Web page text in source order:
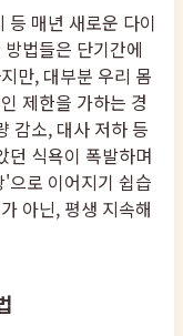
등 매년 새로운 다이
법들은 단기간에
만, 대부분 우리 몸
제한을 가하는 경
감소, 대사 저하 등
던 식욕이 폭발하며
으로 이어지기 쉽습
아닌, 평생 지속해